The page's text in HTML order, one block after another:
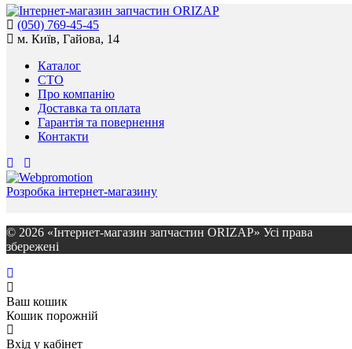
(050) 769-45-45
м. Київ, Гайова, 14
Каталог
СТО
Про компанію
Доставка та оплата
Гарантія та повернення
Контакти
Розробка інтернет-магазину
© 2026 «Інтернет-магазин запчастин ORIZAP» Усі права
збережені
Ваш кошик
Кошик порожній
Вхід у кабінет